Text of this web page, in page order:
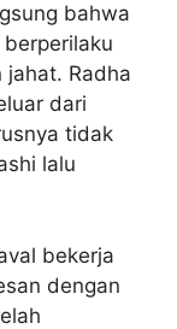
bahwa
Radha
dari
tidak
lalu
bekerja
dengan